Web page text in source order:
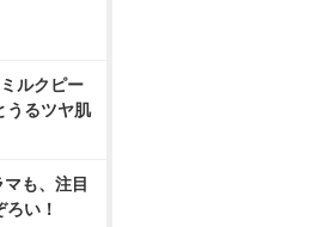
ルクピー
うるツヤ肌
も、注目
い！